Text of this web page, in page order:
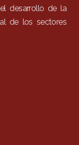
desarrollo de la
de los sectores